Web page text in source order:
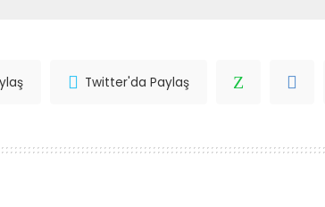
Twitter'da Paylaş